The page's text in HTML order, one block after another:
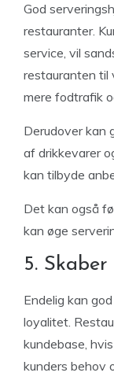
God
restauranter.
service, vil
restauranten til
mere fodtrafik
Derudover kan
af drikkevarer
kan tilbyde
Det kan også
kan øge
5.
Endelig kan
loyalitet.
kundebase,
kunders behov